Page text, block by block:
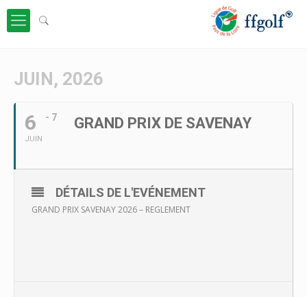
JUIN, 2026
6
JUIN
- 7 GRAND PRIX DE SAVENAY
DÉTAILS DE L'EVÉNEMENT
GRAND PRIX SAVENAY 2026 – REGLEMENT